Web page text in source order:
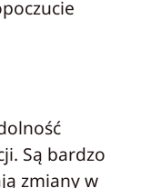
Są bardzo
zmiany w